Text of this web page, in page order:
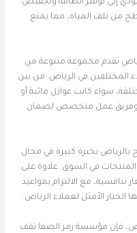
يؤدي إلى توفير الطاقة وتخفيض
من تلف المياه، مما يمنع
تقدم مجموعة متنوعة من
المختلفين في الرياض. من بين
سواء كانت عوازل مائية أو
وفريق عمل متخصص لضمان
بخبرة كبيرة في مجال
في السوق. علاوة على
مع الالتزام بمواعيد
الخيار الأمثل لعملاء الرياض.
فإن مؤسسة رمز الصفا تقف